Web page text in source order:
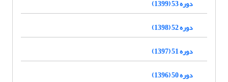
دوره 53 (1399)
دوره 52 (1398)
دوره 51 (1397)
دوره 50 (1396)